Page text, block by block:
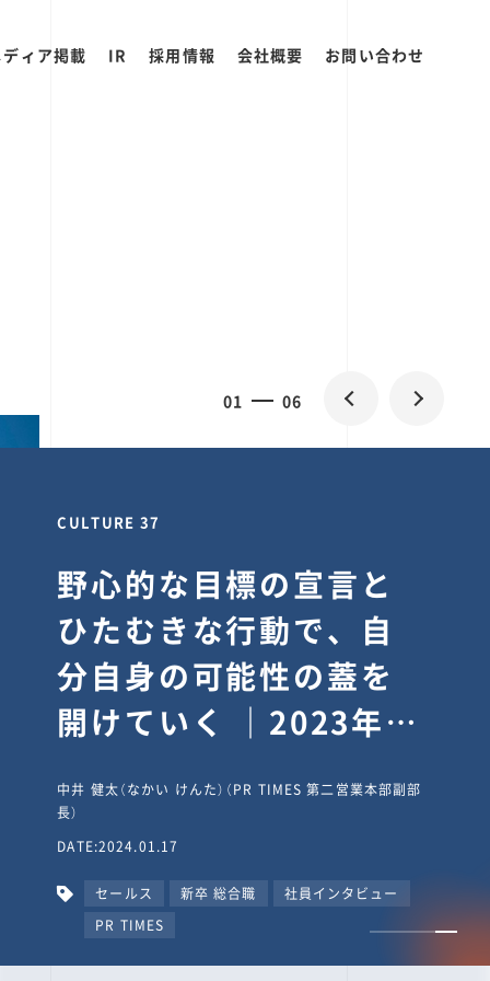
ィア掲載 IR 採用情報 会社概要 お問い合わせ
01 06
CULTURE 37
野心的な目標の宣言と
ひたむきな行動で、自
分自身の可能性の蓋を
開けていく ｜2023年度
タビュー #PR
TIMESな人たち
中井 健太（なかい けんた）（PR TIMES 第二営業本部副部
長）
DATE:2024.01.17
セールス 新卒 総合職
社員インタビュー
PR TIMES